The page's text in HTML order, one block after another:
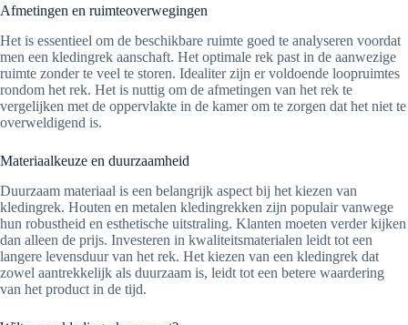
Afmetingen en ruimteoverwegingen
Het is essentieel om de beschikbare ruimte goed te analyseren voordat
men een kledingrek aanschaft. Het optimale rek past in de aanwezige
ruimte zonder te veel te storen. Idealiter zijn er voldoende loopruimtes
rondom het rek. Het is nuttig om de afmetingen van het rek te
vergelijken met de oppervlakte in de kamer om te zorgen dat het niet te
overweldigend is.
Materiaalkeuze en duurzaamheid
Duurzaam materiaal is een belangrijk aspect bij het kiezen van
kledingrek. Houten en metalen kledingrekken zijn populair vanwege
hun robustheid en esthetische uitstraling. Klanten moeten verder kijken
dan alleen de prijs. Investeren in kwaliteitsmaterialen leidt tot een
langere levensduur van het rek. Het kiezen van een kledingrek dat
zowel aantrekkelijk als duurzaam is, leidt tot een betere waardering
van het product in de tijd.